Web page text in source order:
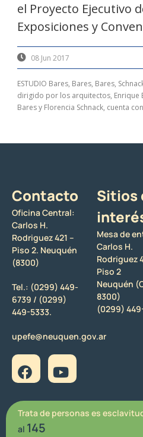
el Proyecto Ejecutivo
Exposiciones y
08 Jun 2017
ESTUDIO Bares, Bares, Bares,
dirigido por los arquitectos, Enrique
Bares y Florencia Schnack, cuenta
Contacto
Oficina Central:
Carlos H.
Rodriguez 421 –
Piso 2. Neuquén
(8300)
Tel.: (0299) 449-
6739 / (0299)
449-5333.
upefe@neuquen.gov.ar
Sitios
Mesa de
Carlos H.
Rodriguez
Piso 2
Neuquén
8300)
(0299)
Trata de personas es
al 145